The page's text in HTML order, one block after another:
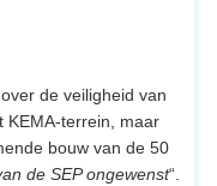
de veiligheid van
KEMA-terrein, maar
bouw van de 50
de SEP ongewenst“.